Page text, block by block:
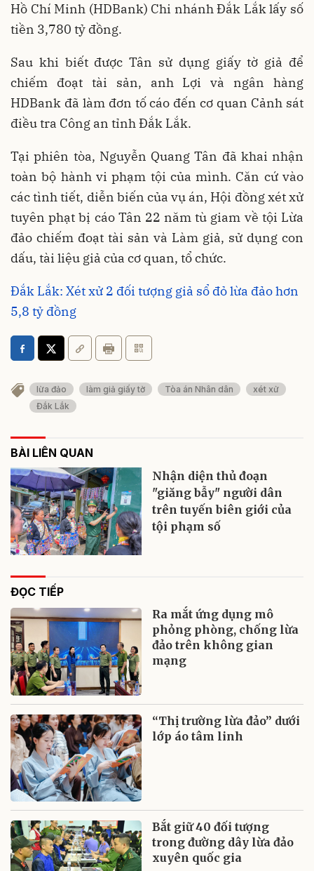
Hồ Chí Minh (HDBank) Chi nhánh Đắk Lắk lấy số
tiền 3,780 tỷ đồng.
Sau khi biết được Tân sử dụng giấy tờ giả để
chiếm đoạt tài sản, anh Lợi và ngân hàng
HDBank đã làm đơn tố cáo đến cơ quan Cảnh sát
điều tra Công an tỉnh Đắk Lắk.
Tại phiên tòa, Nguyễn Quang Tân đã khai nhận
toàn bộ hành vi phạm tội của mình. Căn cứ vào
các tình tiết, diễn biến của vụ án, Hội đồng xét xử
tuyên phạt bị cáo Tân 22 năm tù giam về tội Lừa
đảo chiếm đoạt tài sản và Làm giả, sử dụng con
dấu, tài liệu giả của cơ quan, tổ chức.
Đắk Lắk: Xét xử 2 đối tượng giả sổ đỏ lừa đảo hơn
5,8 tỷ đồng
lừa đảo làm giả giấy tờ Tòa án Nhân dân
xét xử
Đắk Lắk
BÀI LIÊN QUAN
Nhận diện thủ đoạn
"giăng bẫy" người dân
trên tuyến biên giới của
tội phạm số
ĐỌC TIẾP
Ra mắt ứng dụng mô
phỏng phòng, chống lừa
đảo trên không gian
mạng
“Thị trường lừa đảo” dưới
lớp áo tâm linh
Bắt giữ 40 đối tượng
trong đường dây lừa đảo
xuyên quốc gia